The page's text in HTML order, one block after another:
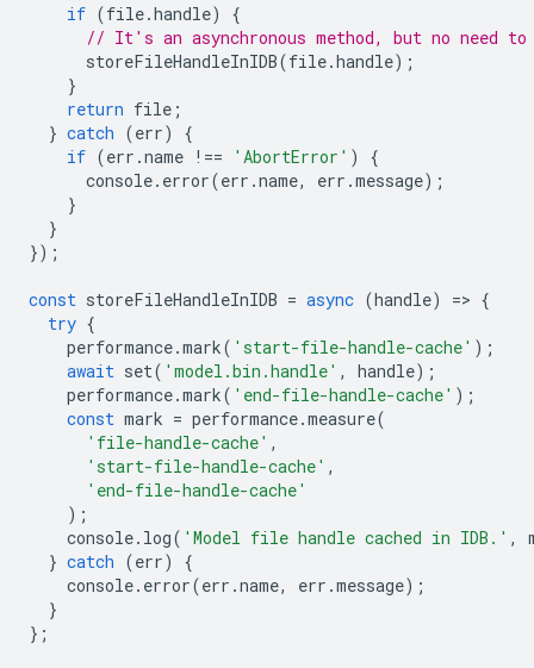
if (file.handle)
{
// It's an asynchronous method, but no need
storeFileHandleInIDB(file.handle);
}
return file ;
} catch (err)
{
if (err .name !== 'AbortError' )
{
console. error(err .name, err .message);
}
}
});
const storeFileHandleInIDB = async (handle) => {
try {
performance.mark( 'start-file-handle-cache' );
await set( 'model.bin.handle' , handle);
performance.mark( 'end-file-handle-cache' );
const mark = performance.measure(
'file-handle-cache' ,
'start-file-handle-cache' ,
'end-file-handle-cache'
);
console. log( 'Model file handle cached in IDB.' ,
} catch (err)
{
console. error(err .name, err .message);
}
};